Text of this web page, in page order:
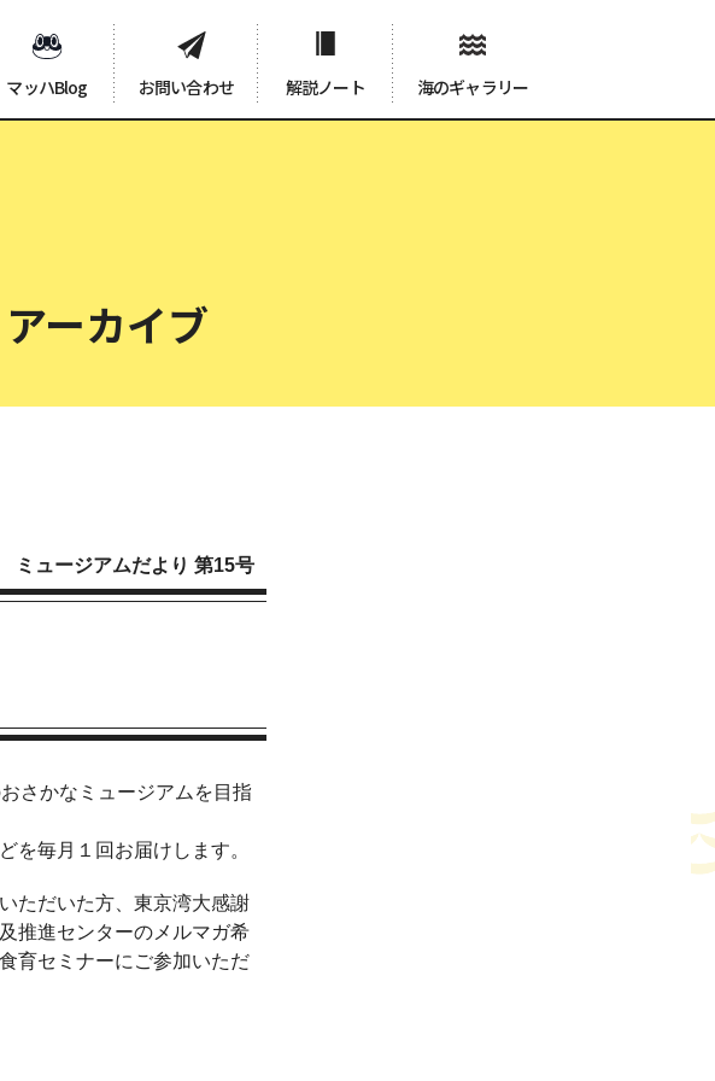
マッハBlog お問い合わせ 解説ノート 海のギャラリー
ーカイブ
ミュージアムだより 第15号
さかなミュージアムを目指
を毎月１回お届けします。
ただいた方、東京湾大感謝
推進センターのメルマガ希
育セミナーにご参加いただ